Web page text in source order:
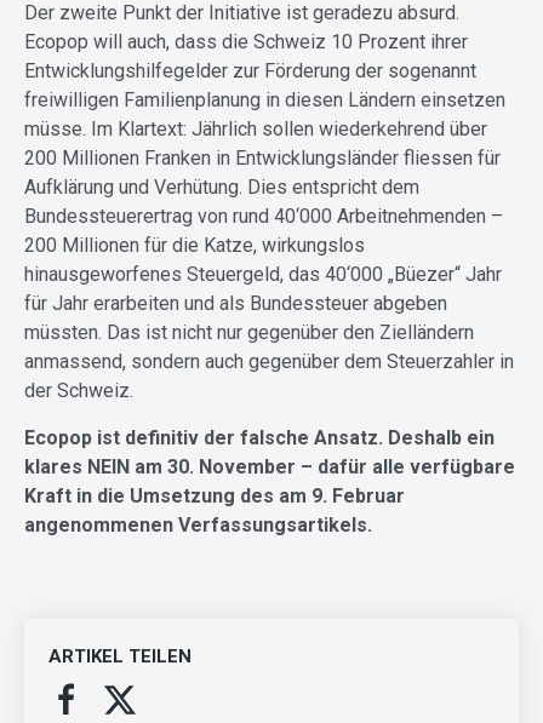
Der zweite Punkt der Initiative ist geradezu absurd.
Ecopop will auch, dass die Schweiz 10 Prozent ihrer
Entwicklungshilfegelder zur Förderung der sogenannt
freiwilligen Familienplanung in diesen Ländern einsetzen
müsse. Im Klartext: Jährlich sollen wiederkehrend über
200 Millionen Franken in Entwicklungsländer fliessen für
Aufklärung und Verhütung. Dies entspricht dem
Bundessteuerertrag von rund 40‘000 Arbeitnehmenden –
200 Millionen für die Katze, wirkungslos
hinausgeworfenes Steuergeld, das 40‘000 „Büezer“ Jahr
für Jahr erarbeiten und als Bundessteuer abgeben
müssten. Das ist nicht nur gegenüber den Zielländern
anmassend, sondern auch gegenüber dem Steuerzahler in
der Schweiz.
Ecopop ist definitiv der falsche Ansatz. Deshalb ein
klares NEIN am 30. November – dafür alle verfügbare
Kraft in die Umsetzung des am 9. Februar
angenommenen Verfassungsartikels.
ARTIKEL TEILEN